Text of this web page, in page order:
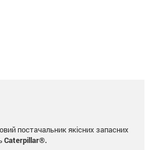
постачальник якісних запасних
Caterpillar®.